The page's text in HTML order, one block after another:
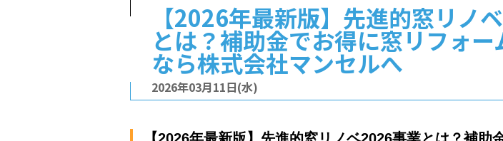
【2026年最新版】先進的窓リノ
とは？補助金でお得に窓リフォー
なら株式会社マンセルへ
2026年03月11日(水)